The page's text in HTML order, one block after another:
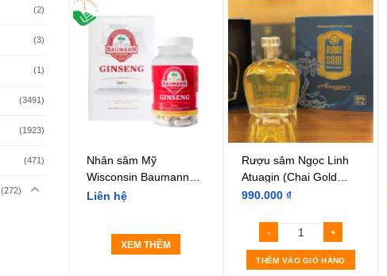
(2)
(3)
(1)
(3491)
(1923)
(471)
(272)
Nhân sâm Mỹ
Wisconsin Baumann
Ginseng USA
Liên hệ
XEM THÊM
Rượu sâm Ngọc Linh
Atuagin (Chai Gold
500ml)
990.000₫
THÊM VÀO GIỎ HÀNG